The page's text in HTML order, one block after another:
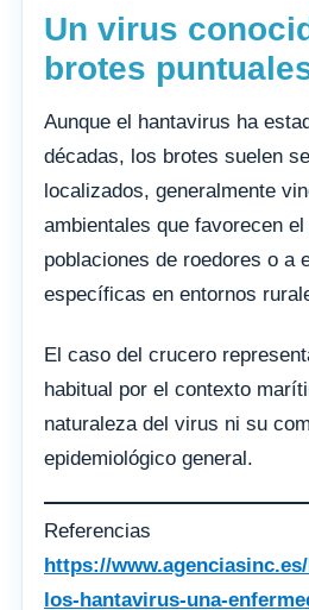
Un virus
brotes
Aunque el hantavirus ha
décadas, los brotes suelen
localizados, generalmente
ambientales que favorecen
poblaciones de roedores o a
específicas en entornos
El caso del crucero
habitual por el contexto
naturaleza del virus ni su
epidemiológico general.
Referencias
https://
los-hantavirus-una-